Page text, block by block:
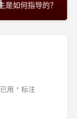
是如何指导的？
用 * 标注